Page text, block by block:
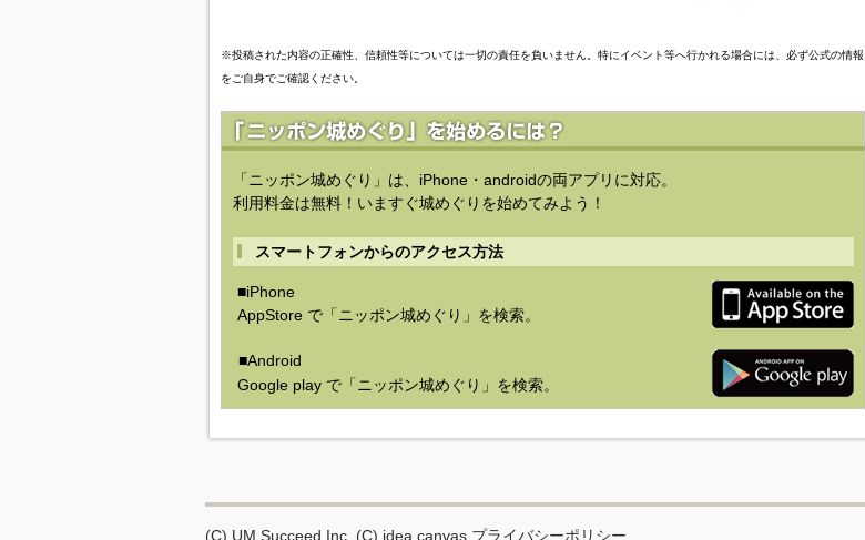
※投稿された内容の正確性、信頼性等については一切の責任を負いません。特にイベント等へ行かれる場合には、必ず公式の情報
をご自身でご確認ください。
「ニッポン城めぐり」は、iPhone・androidの両アプリに対応。
利用料金は無料！いますぐ城めぐりを始めてみよう！
スマートフォンからのアクセス方法
■iPhone
AppStore で「ニッポン城めぐり」を検索。
■Android
Google play で「ニッポン城めぐり」を検索。
(C) UM.Succeed,Inc. (C) idea canvas プライバシーポリシー